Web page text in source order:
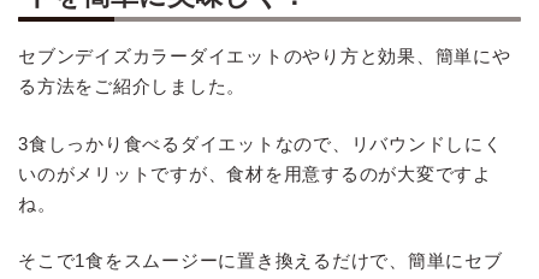
セブンデイズカラーダイエットのやり方と効果、簡単にや
る方法をご紹介しました。
3食しっかり食べるダイエットなので、リバウンドしにく
いのがメリットですが、食材を用意するのが大変ですよ
ね。
そこで1食をスムージーに置き換えるだけで、簡単にセブ